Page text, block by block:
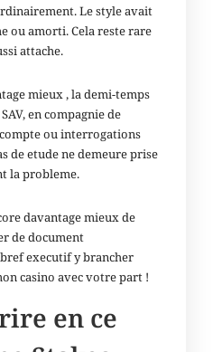
Le style avait
ou amorti. Cela reste rare
attache.
mieux , la demi-temps
en compagnie de
ou interrogations
de etude ne demeure prise
la probleme.
davantage mieux de
de document
executif y brancher
casino avec votre part !
en ce